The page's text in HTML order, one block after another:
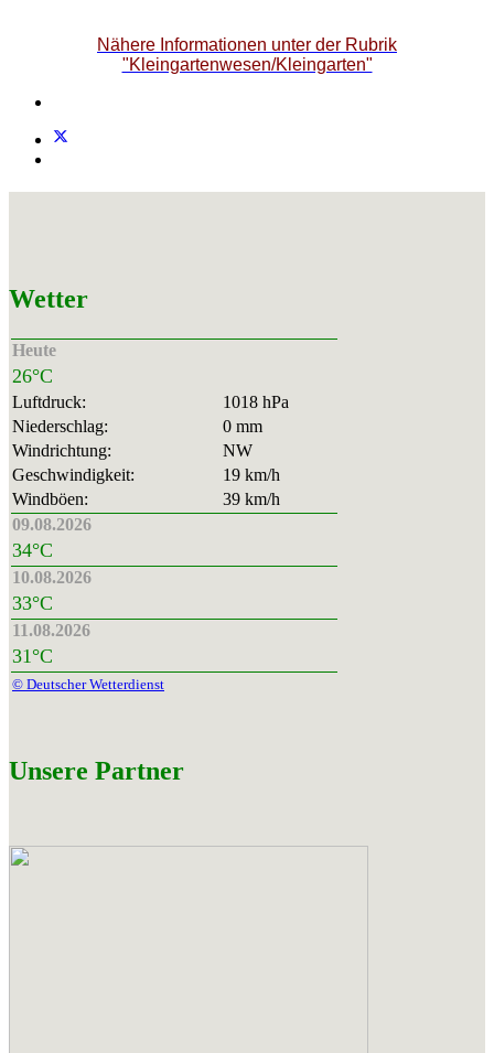
Nähere Informationen unter der Rubrik
"Kleingartenwesen/Kleingarten"
Wetter
Heute
26°C
Luftdruck:
1018 hPa
Niederschlag:
0 mm
Windrichtung:
NW
Geschwindigkeit:
19 km/h
Windböen:
39 km/h
09.08.2026
34°C
10.08.2026
33°C
11.08.2026
31°C
© Deutscher Wetterdienst
Unsere Partner